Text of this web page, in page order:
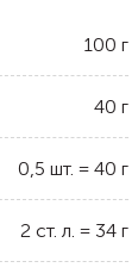
100 г
40 г
0,5 шт. = 40 г
2 ст. л. = 34 г